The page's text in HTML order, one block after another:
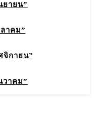
ยายน”
าคม”
จิกายน”
วาคม”